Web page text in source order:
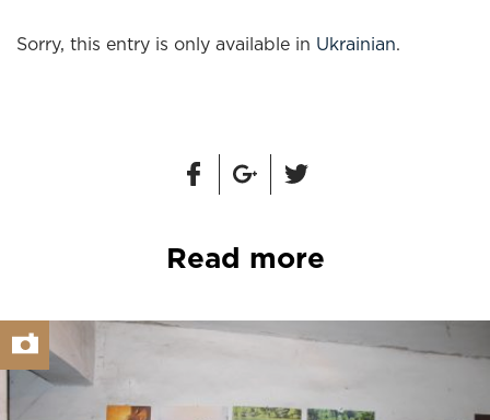
Sorry, this entry is only available in Ukrainian.
Read more